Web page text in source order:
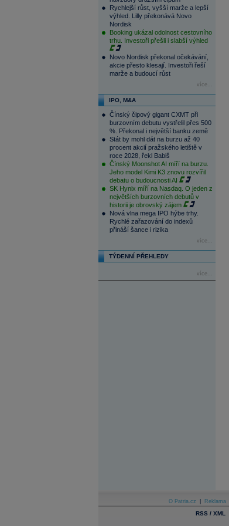
Rychlejší růst, vyšší marže a lepší
výhled. Lilly překonává Novo
Nordisk
Booking ukázal odolnost cestovního
trhu. Investoři přešli i slabší výhled
Novo Nordisk překonal očekávání,
akcie přesto klesají. Investoři řeší
marže a budoucí růst
více...
IPO, M&A
Čínský čipový gigant CXMT při
burzovním debutu vystřelil přes 500
%. Překonal i největší banku země
Stát by mohl dát na burzu až 40
procent akcií pražského letiště v
roce 2028, řekl Babiš
Čínský Moonshot AI míří na burzu.
Jeho model Kimi K3 znovu rozvířil
debatu o budoucnosti AI
SK Hynix míří na Nasdaq. O jeden z
největších burzovních debutů v
historii je obrovský zájem
Nová vlna mega IPO hýbe trhy.
Rychlé zařazování do indexů
přináší šance i rizika
více...
TÝDENNÍ PŘEHLEDY
více...
O Patria.cz Reklama
RSS / XML